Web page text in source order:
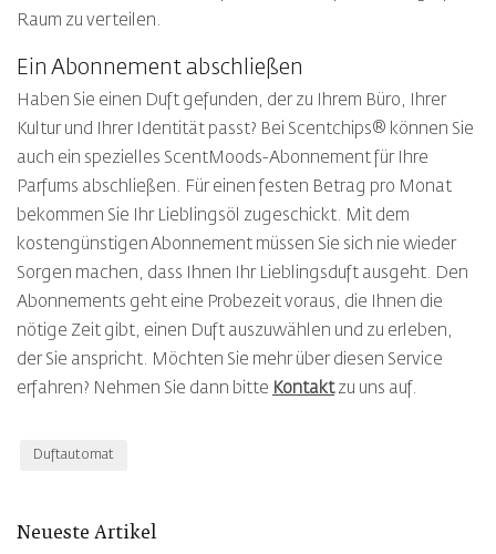
Raum zu verteilen.
Ein Abonnement abschließen
Haben Sie einen Duft gefunden, der zu Ihrem Büro, Ihrer
Kultur und Ihrer Identität passt? Bei Scentchips® können Sie
auch ein spezielles ScentMoods-Abonnement für Ihre
Parfums abschließen. Für einen festen Betrag pro Monat
bekommen Sie Ihr Lieblingsöl zugeschickt. Mit dem
kostengünstigen Abonnement müssen Sie sich nie wieder
Sorgen machen, dass Ihnen Ihr Lieblingsduft ausgeht. Den
Abonnements geht eine Probezeit voraus, die Ihnen die
nötige Zeit gibt, einen Duft auszuwählen und zu erleben,
der Sie anspricht. Möchten Sie mehr über diesen Service
erfahren? Nehmen Sie dann bitte Kontaktzu uns auf.
Duftautomat
Neueste Artikel